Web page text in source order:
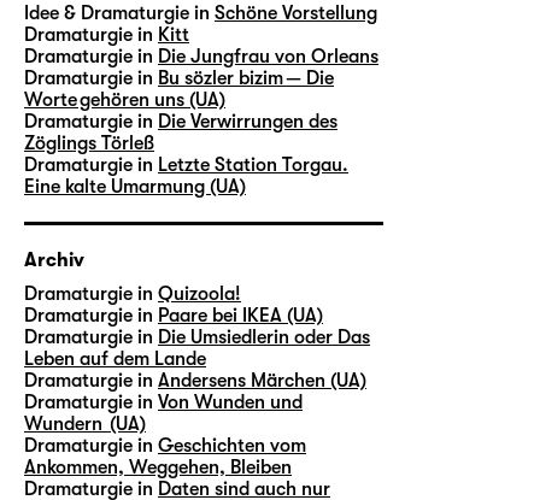
Idee & Dramaturgie in Schöne Vorstellung
Dramaturgie in Kitt
Dramaturgie in Die Jungfrau von Orleans
Dramaturgie in Bu sözler bizim — Die
Worte gehören uns (UA)
Dramaturgie in Die Verwirrungen des
Zöglings Törleß
Dramaturgie in Letzte Station Torgau.
Eine kalte Umarmung (UA)
Archiv
Dramaturgie in Quizoola!
Dramaturgie in Paare bei IKEA (UA)
Dramaturgie in Die Umsiedlerin oder Das
Leben auf dem Lande
Dramaturgie in Andersens Märchen (UA)
Dramaturgie in Von Wunden und
Wundern (UA)
Dramaturgie in Geschichten vom
Ankommen, Weggehen, Bleiben
Dramaturgie in Daten sind auch nur